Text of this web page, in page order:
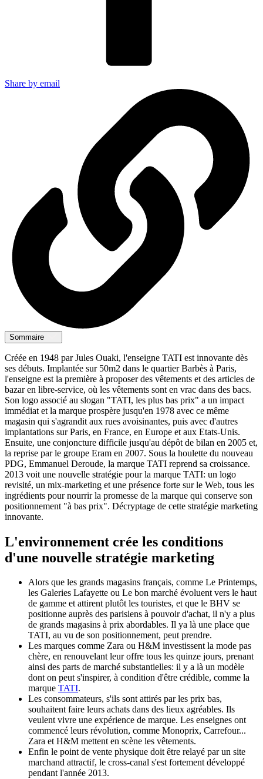
Share by email
Sommaire
Créée en 1948 par Jules Ouaki, l'enseigne TATI est innovante dès
ses débuts. Implantée sur 50m2 dans le quartier Barbès à Paris,
l'enseigne est la première à proposer des vêtements et des articles de
bazar en libre-service, où les vêtements sont en vrac dans des bacs.
Son logo associé au slogan "TATI, les plus bas prix" a un impact
immédiat et la marque prospère jusqu'en 1978 avec ce même
magasin qui s'agrandit aux rues avoisinantes, puis avec d'autres
implantations sur Paris, en France, en Europe et aux Etats-Unis.
Ensuite, une conjoncture difficile jusqu'au dépôt de bilan en 2005 et,
la reprise par le groupe Eram en 2007. Sous la houlette du nouveau
PDG, Emmanuel Deroude, la marque TATI reprend sa croissance.
2013 voit une nouvelle stratégie pour la marque TATI: un logo
revisité, un mix-marketing et une présence forte sur le Web, tous les
ingrédients pour nourrir la promesse de la marque qui conserve son
positionnement "à bas prix". Décryptage de cette stratégie marketing
innovante.
L'environnement crée les conditions
d'une nouvelle stratégie marketing
Alors que les grands magasins français, comme Le Printemps,
les Galeries Lafayette ou Le bon marché évoluent vers le haut
de gamme et attirent plutôt les touristes, et que le BHV se
positionne auprès des parisiens à pouvoir d'achat, il n'y a plus
de grands magasins à prix abordables. Il ya là une place que
TATI, au vu de son positionnement, peut prendre.
Les marques comme Zara ou H&M investissent la mode pas
chère, en renouvelant leur offre tous les quinze jours, prenant
ainsi des parts de marché substantielles: il y a là un modèle
dont on peut s'inspirer, à condition d'être crédible, comme la
marque TATI.
Les consommateurs, s'ils sont attirés par les prix bas,
souhaitent faire leurs achats dans des lieux agréables. Ils
veulent vivre une expérience de marque. Les enseignes ont
commencé leurs révolution, comme Monoprix, Carrefour...
Zara et H&M mettent en scène les vêtements.
Enfin le point de vente physique doit être relayé par un site
marchand attractif, le cross-canal s'est fortement développé
pendant l'année 2013.